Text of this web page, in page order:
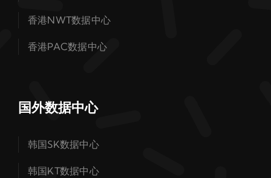
香港NWT数据中心
香港PAC数据中心
国外数据中心
韩国SK数据中心
韩国KT数据中心